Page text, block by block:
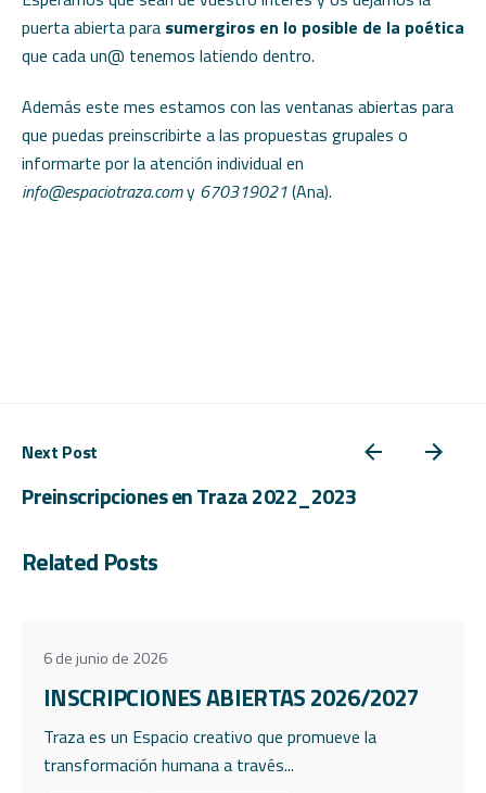
puerta abierta para sumergiros en lo posible de la poética
que cada un@ tenemos latiendo dentro.
Además este mes estamos con las ventanas abiertas para
que puedas preinscribirte a las propuestas grupales o
informarte por la atención individual en
info@espaciotraza.comy 670319021(Ana).
Next Post
Preinscripciones en Traza 2022_2023
Related Posts
6 de junio de 2026
INSCRIPCIONES ABIERTAS 2026/2027
Traza es un Espacio creativo que promueve la
transformación humana a través...